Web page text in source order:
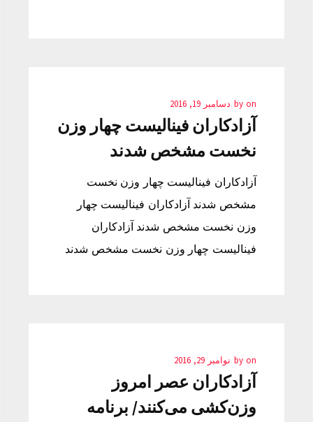
by on دسامبر 19, 2016
آزادکاران فینالیست‌ چهار وزن
نخست مشخص شدند
آزادکاران فینالیست‌ چهار وزن نخست
مشخص شدند آزادکاران فینالیست‌ چهار
وزن نخست مشخص شدند آزادکاران
فینالیست‌ چهار وزن نخست مشخص شدند
by on نوامبر 29, 2016
آزادکاران عصر امروز
وزن‌کشی می‌کنند/ برنامه